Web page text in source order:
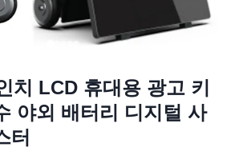
치 LCD 휴대용 광고 키
야외 배터리 디지털 사
터